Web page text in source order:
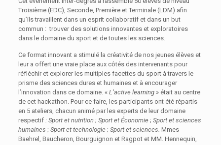
Troisième (EDC), Seconde, Première et Terminale (LDM) afin
qu’ils travaillent dans un esprit collaboratif et dans un but
commun : trouver des solutions innovantes et exploratoires
dans le domaine du sport et de toutes les sciences.
Ce format innovant a stimulé la créativité de nos jeunes élèves et
leur a offert une vraie place aux côtés des intervenants pour
réfléchir et explorer les multiples facettes du sport à travers le
prisme des sciences dures et humaines et à encourager
l’innovation dans ce domaine. « L’active learning » était au centre
de cet hackathon. Pour ce faire, les participants ont été répartis
en 5 ateliers, chacun animé par les experts de leur domaine
respectif : Sport et nutrition; Sport et Économie; Sport et sciences
humaines ; Sport et technologie; Sport et sciences Mmes
Baehrel, Baucheron, Bourguignon et Ragpot et MM. Hennequin,